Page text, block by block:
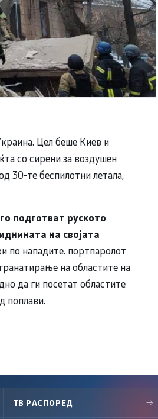
Цел беше Киев и
со сирени за воздушен
30-те беспилотни летала,
подготват руското
на својата
по нападите. портпаролот
на областите на
да ги посетат областите
поплави.
ТВ РАСПОРЕД →